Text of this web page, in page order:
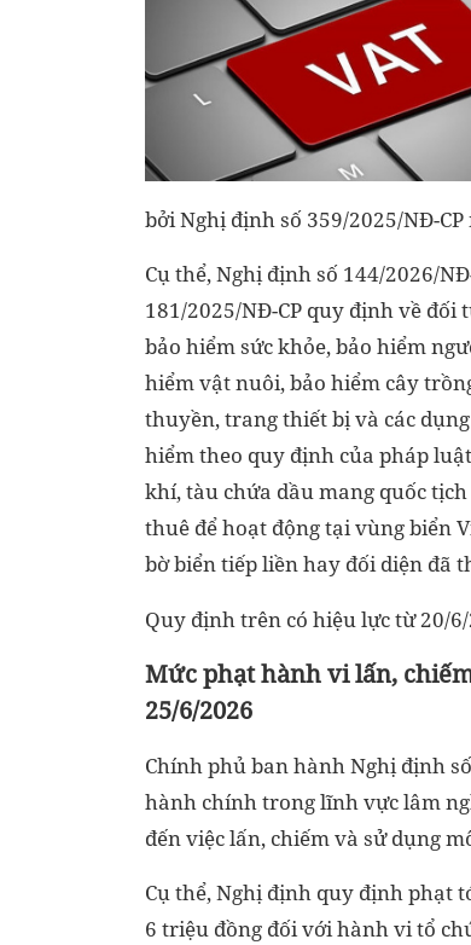
bởi Nghị định số 359/2025/NĐ-
Cụ thể, Nghị định số 144/2026/
181/2025/NĐ-CP quy định về
bảo hiểm sức khỏe, bảo hiểm
hiểm vật nuôi, bảo hiểm cây
thuyền, trang thiết bị và các
hiểm theo quy định của pháp
khí, tàu chứa dầu mang quốc
thuê để hoạt động tại vùng biển
bờ biển tiếp liền hay đối diện đã
Quy định trên có hiệu lực từ 20/
Mức phạt hành vi lấn,
25/6/2026
Chính phủ ban hành Nghị định số
hành chính trong lĩnh vực lâm
đến việc lấn, chiếm và sử dụng
Cụ thể, Nghị định quy định phạt
6 triệu đồng đối với hành vi tổ